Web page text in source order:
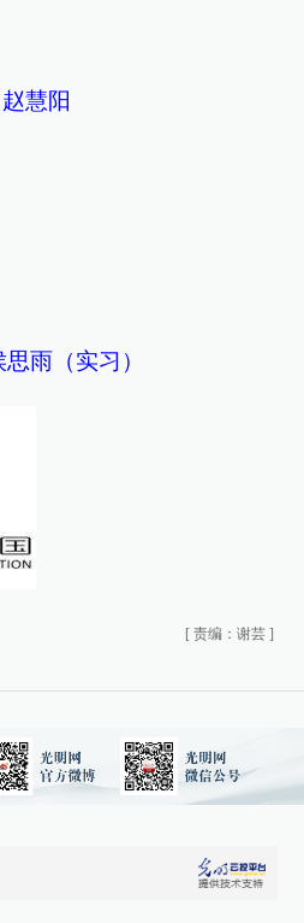
慧阳
雨（实习）
[ 责编：谢芸 ]